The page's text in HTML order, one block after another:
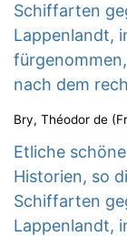
Schiffarten
Lappenlandt,
nach dem
Bry, Théodor de (
Etliche
Historien, so
Schiffarten
Lappenlandt,